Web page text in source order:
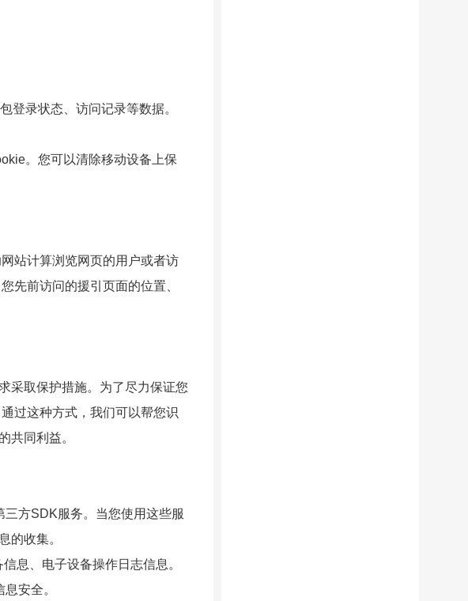
登录状态、访问记录等数据。
。您可以清除移动设备上保
站计算浏览网页的用户或者访
先前访问的援引页面的位置、
采取保护措施。为了尽力保证您
过这种方式，我们可以帮您识
共同利益。
方SDK服务。当您使用这些服
的收集。
息、电子设备操作日志信息。
安全。